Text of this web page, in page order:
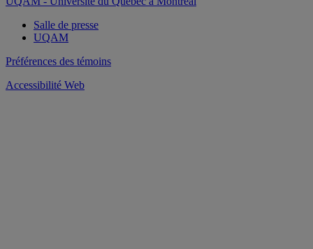
Salle de presse
UQAM
Préférences des témoins
Accessibilité Web